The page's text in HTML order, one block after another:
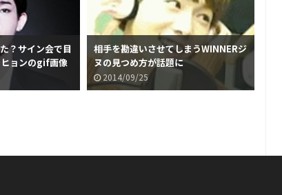
？サイン会で目
ョンのgif画像
相手を勘違いさせてしまうWINNERジ
ヌの見つめ方が話題に
2014/09/25